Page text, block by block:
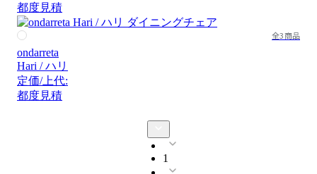
都度見積
全3商品
ondarreta
Hari / ハリ
定価/上代:
都度見積
1